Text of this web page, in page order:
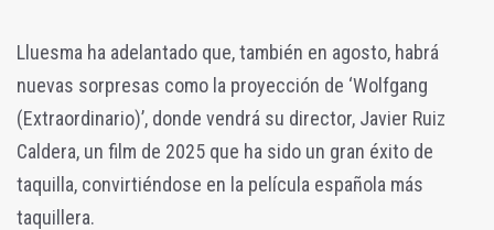
Lluesma ha adelantado que, también en agosto, habrá
nuevas sorpresas como la proyección de ‘Wolfgang
(Extraordinario)’, donde vendrá su director, Javier Ruiz
Caldera, un film de 2025 que ha sido un gran éxito de
taquilla, convirtiéndose en la película española más
taquillera.